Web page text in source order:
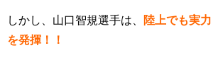
しかし、山口智規選手は、
陸上でも実力
を発揮！！